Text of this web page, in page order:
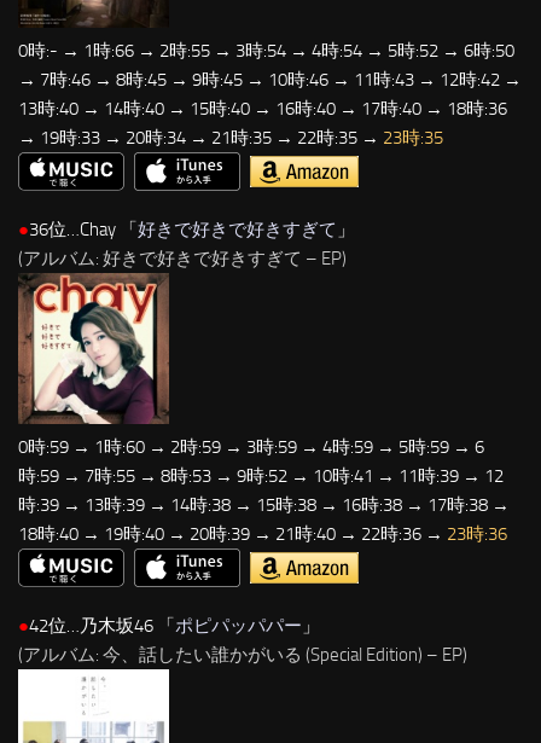
0時:- → 1時:66 → 2時:55 → 3時:54 → 4時:54 → 5時:52 → 6時:50
→ 7時:46 → 8時:45 → 9時:45 → 10時:46 → 11時:43 → 12時:42 →
13時:40 → 14時:40 → 15時:40 → 16時:40 → 17時:40 → 18時:36
→ 19時:33 → 20時:34 → 21時:35 → 22時:35 → 23時:35
●36位…Chay 「 好きで好きで好きすぎて 」
(アルバム: 好きで好きで好きすぎて – EP)
0時:59 → 1時:60 → 2時:59 → 3時:59 → 4時:59 → 5時:59 → 6
時:59 → 7時:55 → 8時:53 → 9時:52 → 10時:41 → 11時:39 → 12
時:39 → 13時:39 → 14時:38 → 15時:38 → 16時:38 → 17時:38 →
18時:40 → 19時:40 → 20時:39 → 21時:40 → 22時:36 → 23時:36
●42位…乃木坂46 「ポピパッパパー 」
(アルバム: 今、話したい誰かがいる (Special Edition) – EP)